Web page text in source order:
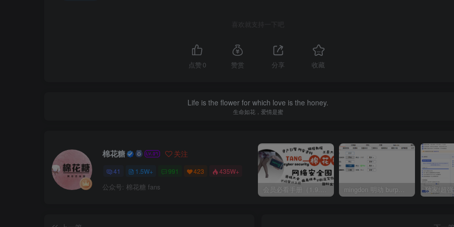
喜欢就支持一下吧
点赞 0 赞赏 分享 收藏
Life is the flower for which love is the honey.
生命如花，爱情是蜜
棉花糖 关注
41 1.5W+ 991 423 435W+
公众号: 棉花糖 fans